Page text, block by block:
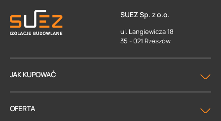
SUEZ Sp. z o.o.
ul. Langiewicza 18
35 - 021 Rzeszów
JAK KUPOWAĆ
OFERTA